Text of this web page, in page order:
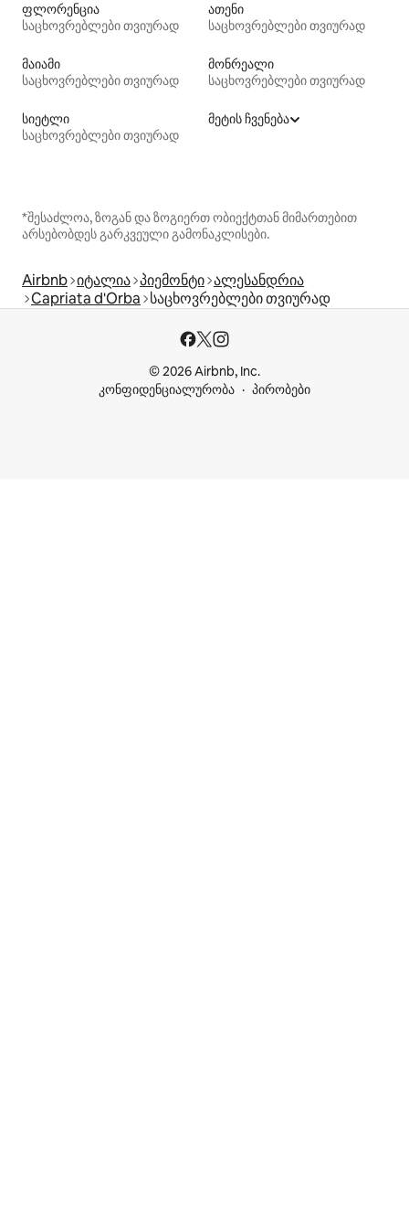
ფლორენცია
საცხოვრებლები თვიურად
ათენი
საცხოვრებლები თვიურად
მაიამი
საცხოვრებლები თვიურად
მონრეალი
საცხოვრებლები თვიურად
სიეტლი
საცხოვრებლები თვიურად
მეტის ჩვენება
*შესაძლოა, ზოგან და ზოგიერთ ობიექტთან მიმართებით
არსებობდეს გარკვეული გამონაკლისები.
Airbnb იტალია პიემონტი ალესანდრია
Capriata d'Orba საცხოვრებლები თვიურად
© 2026 Airbnb, Inc.
კონფიდენციალურობა
პირობები